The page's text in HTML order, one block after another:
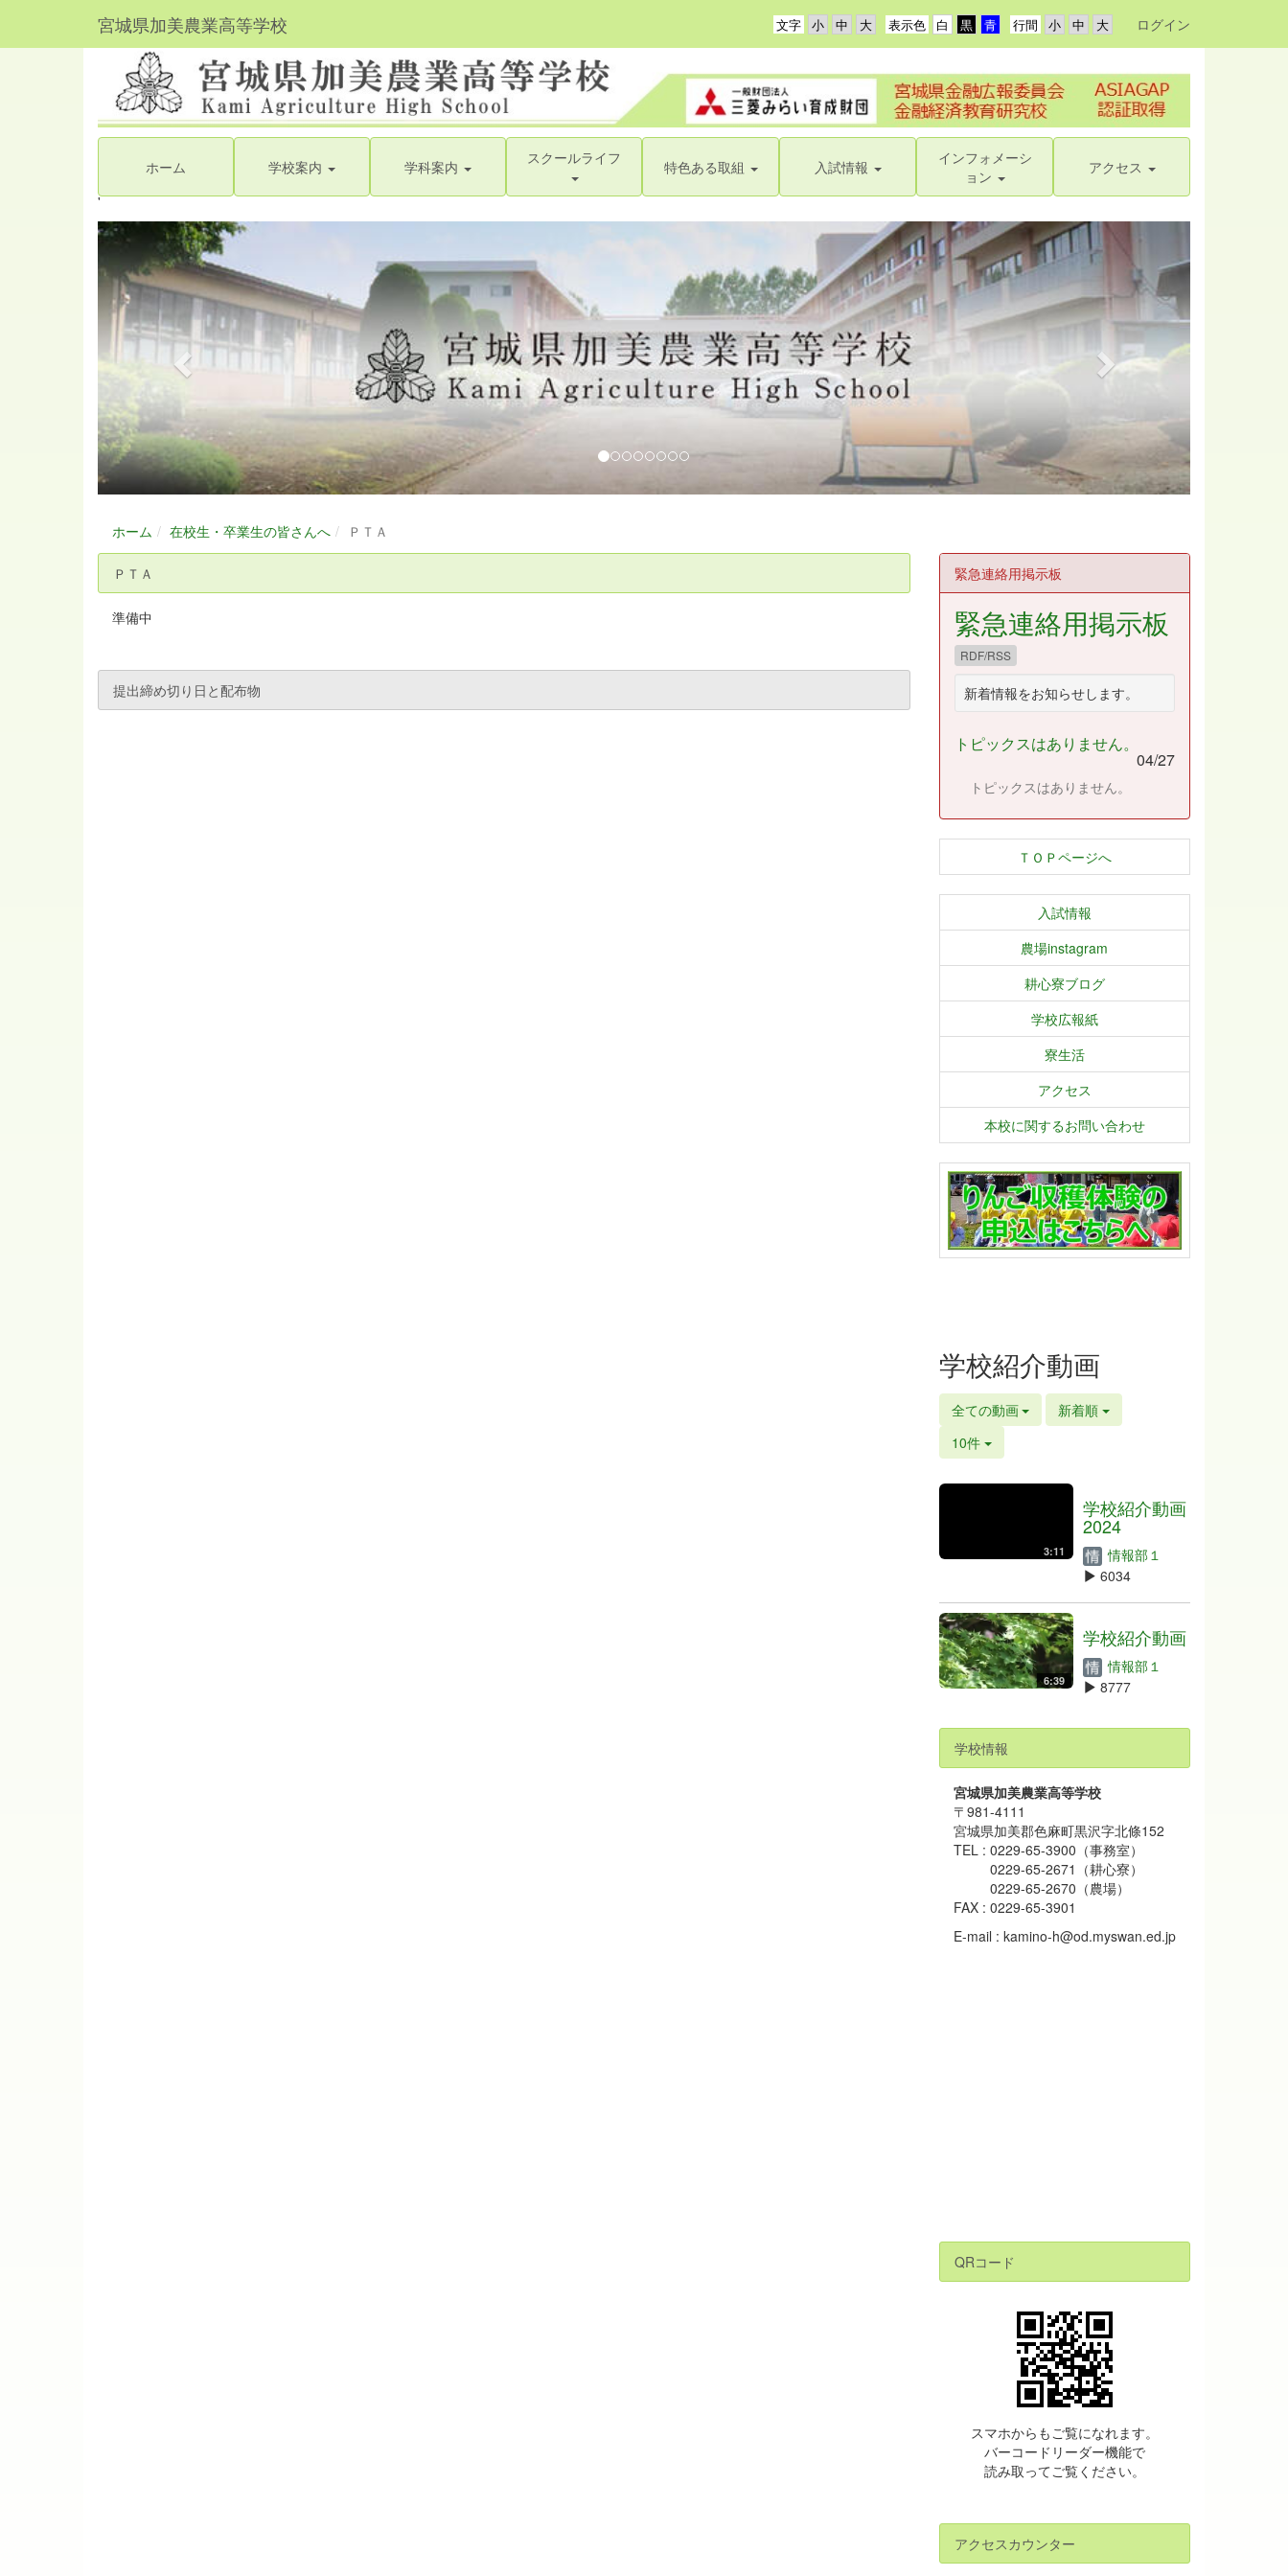
宮城県加美農業高等学校 行間
表示色
文字 ログイン
ホーム 学校案内 学科案内 スクールライフ 特色ある取組 入試情報
インフォメーシ
ョン
アクセス
'
p
r
e
v
i
o
u
s
n
x
t
ホーム 在校生・卒業生の皆さんへ ＰＴＡ
ＰＴＡ
準備中
提出締め切り日と配布物
緊急連絡用掲示板
緊急連絡用掲示板
RDF/RSS
新着情報をお知らせします。
トピックスはありません。
04/27
トピックスはありません。
ＴＯＰページへ
入試情報
農場instagram
耕心寮ブログ
学校広報紙
寮生活
アクセス
本校に関するお問い合わせ
学校紹介動画
全ての動画
新着順
10件
3:11
学校紹介動画
2024
情報部１
6034
6:39
学校紹介動画
情報部１
8777
学校情報
宮城県加美農業高等学校
〒981-4111
宮城県加美郡色麻町黒沢字北條152
TEL : 0229-65-3900（事務室）
0229-65-2671（耕心寮）
0229-65-2670（農場）
FAX : 0229-65-3901
E-mail : kamino-h@od.myswan.ed.jp
QRコード
スマホからもご覧になれます。
バーコードリーダー機能で
読み取ってご覧ください。
アクセスカウンター